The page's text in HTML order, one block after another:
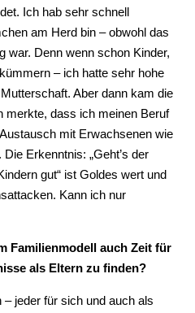
Ich hab sehr schnell
am Herd bin – obwohl das
war. Denn wenn schon Kinder,
– ich hatte sehr hohe
Aber dann kam die
merkte, dass ich meinen Beruf
mit Erwachsenen wie
Erkenntnis: „Geht’s der
gut“ ist Goldes wert und
Kann ich nur
Familienmodell auch Zeit für
als Eltern zu finden?
jeder für sich und auch als